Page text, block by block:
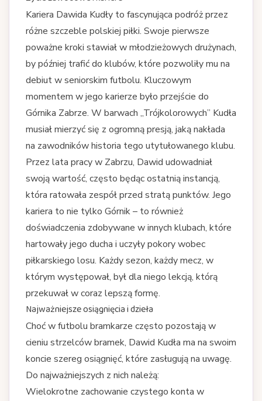
Kariera Dawida Kudły to fascynująca podróż przez
różne szczeble polskiej piłki. Swoje pierwsze
poważne kroki stawiał w młodzieżowych drużynach,
by później trafić do klubów, które pozwoliły mu na
debiut w seniorskim futbolu. Kluczowym
momentem w jego karierze było przejście do
Górnika Zabrze. W barwach „Trójkolorowych” Kudła
musiał mierzyć się z ogromną presją, jaką nakłada
na zawodników historia tego utytułowanego klubu.
Przez lata pracy w Zabrzu, Dawid udowadniał
swoją wartość, często będąc ostatnią instancją,
która ratowała zespół przed stratą punktów. Jego
kariera to nie tylko Górnik – to również
doświadczenia zdobywane w innych klubach, które
hartowały jego ducha i uczyły pokory wobec
piłkarskiego losu. Każdy sezon, każdy mecz, w
którym występował, był dla niego lekcją, którą
przekuwał w coraz lepszą formę.
Najważniejsze osiągnięcia i dzieła
Choć w futbolu bramkarze często pozostają w
cieniu strzelców bramek, Dawid Kudła ma na swoim
koncie szereg osiągnięć, które zasługują na uwagę.
Do najważniejszych z nich należą:
Wielokrotne zachowanie czystego konta w